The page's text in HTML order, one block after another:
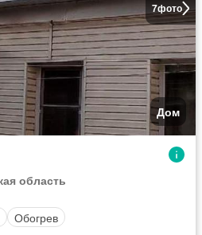
7фото
Дом
область
Обогрев